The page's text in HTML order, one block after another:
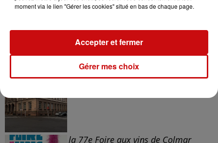
moment via le lien "Gérer les cookies" situé en bas de chaque page.
Gérer mes choix
Accepter et fermer